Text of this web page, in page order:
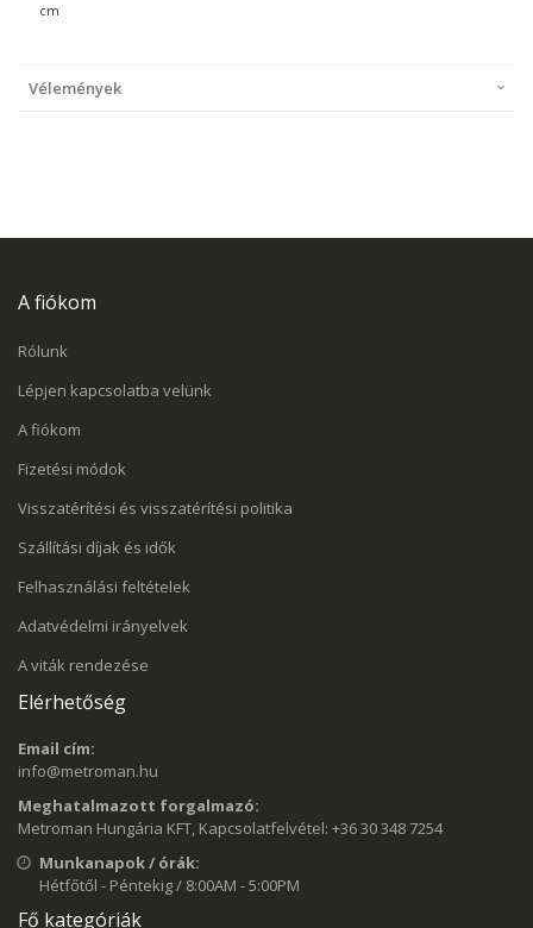
cm
Vélemények
A fiókom
Rólunk
Lépjen kapcsolatba velünk
A fiókom
Fizetési módok
Visszatérítési és visszatérítési politika
Szállítási díjak és idők
Felhasználási feltételek
Adatvédelmi irányelvek
A viták rendezése
Elérhetőség
Email cím:
info@metroman.hu
Meghatalmazott forgalmazó:
Metroman Hungária KFT, Kapcsolatfelvétel: +36 30 348 7254
Munkanapok / órák:
Hétfőtől - Péntekig / 8:00AM - 5:00PM
Fő kategóriák